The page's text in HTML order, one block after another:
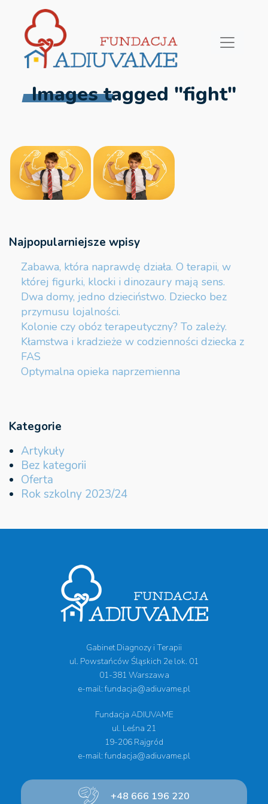
Images tagged "fight"
Najpopularniejsze wpisy
Zabawa, która naprawdę działa. O terapii, w
której figurki, klocki i dinozaury mają sens.
Dwa domy, jedno dzieciństwo. Dziecko bez
przymusu lojalności.
Kolonie czy obóz terapeutyczny? To zależy.
Kłamstwa i kradzieże w codzienności dziecka z
FAS
Optymalna opieka naprzemienna
Kategorie
Artykuły
Bez kategorii
Oferta
Rok szkolny 2023/24
Gabinet Diagnozy i Terapii
ul. Powstańców Śląskich 2e lok. 01
01-381 Warszawa
e-mail: fundacja@adiuvame.pl
Fundacja ADIUVAME
ul. Leśna 21
19-206 Rajgród
e-mail: fundacja@adiuvame.pl
+48 666 196 220